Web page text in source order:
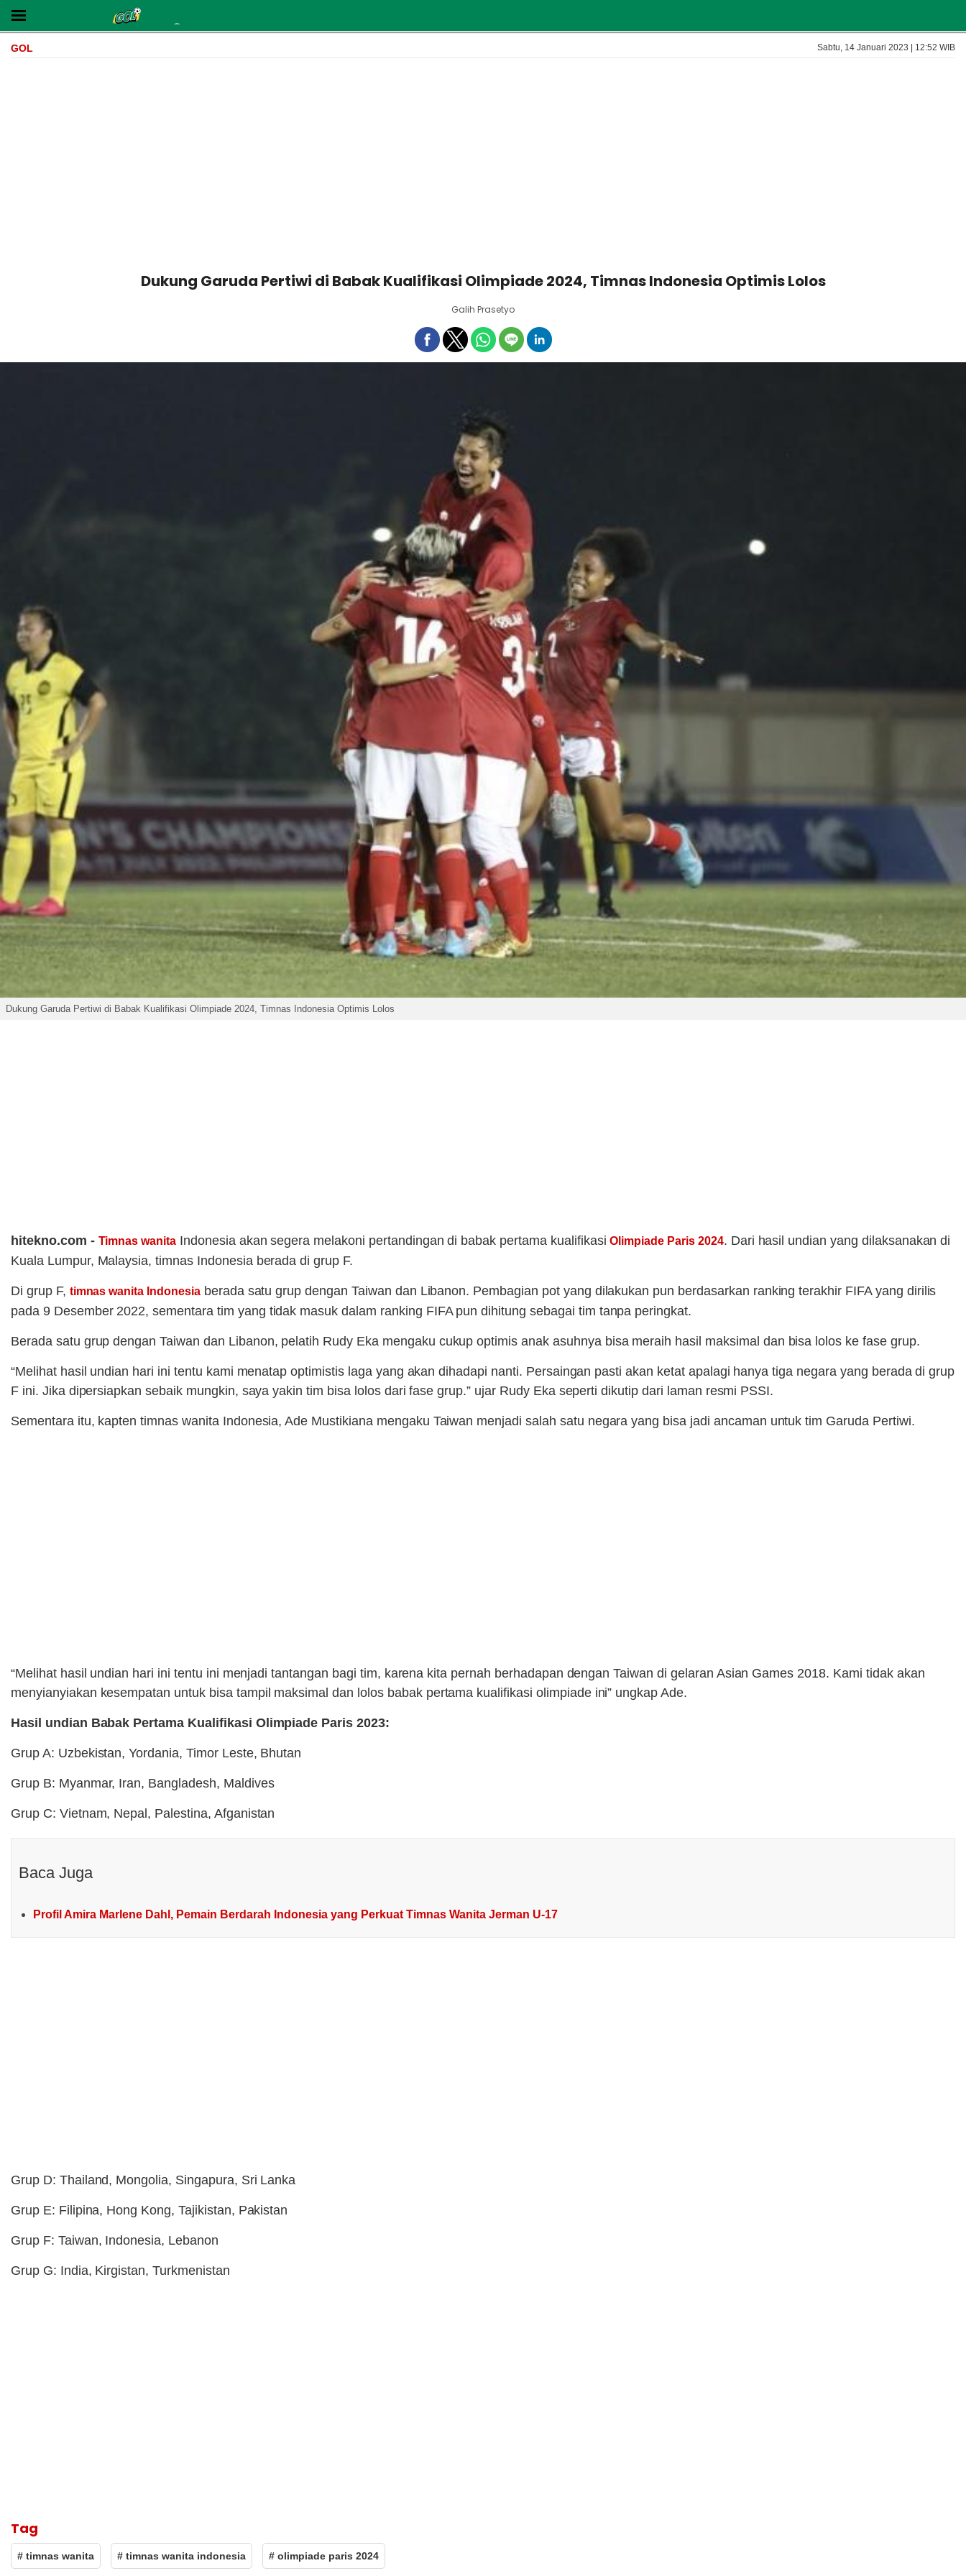
GOL Sabtu, 14 Januari 2023 | 12:52 WIB
Dukung Garuda Pertiwi di Babak Kualifikasi Olimpiade 2024, Timnas Indonesia Optimis Lolos
Galih Prasetyo
Dukung Garuda Pertiwi di Babak Kualifikasi Olimpiade 2024, Timnas Indonesia Optimis Lolos
hitekno.com - Timnas wanita Indonesia akan segera melakoni pertandingan di babak pertama kualifikasiOlimpiade Paris 2024. Dari hasil undian yang dilaksanakan di
Kuala Lumpur, Malaysia, timnas Indonesia berada di grup F.
Di grup F, timnas wanita Indonesiaberada satu grup dengan Taiwan dan Libanon. Pembagian pot yang dilakukan pun berdasarkan ranking terakhir FIFA yang dirilis
pada 9 Desember 2022, sementara tim yang tidak masuk dalam ranking FIFA pun dihitung sebagai tim tanpa peringkat.
Berada satu grup dengan Taiwan dan Libanon, pelatih Rudy Eka mengaku cukup optimis anak asuhnya bisa meraih hasil maksimal dan bisa lolos ke fase grup.
“Melihat hasil undian hari ini tentu kami menatap optimistis laga yang akan dihadapi nanti. Persaingan pasti akan ketat apalagi hanya tiga negara yang berada di grup
F ini. Jika dipersiapkan sebaik mungkin, saya yakin tim bisa lolos dari fase grup.” ujar Rudy Eka seperti dikutip dari laman resmi PSSI.
Sementara itu, kapten timnas wanita Indonesia, Ade Mustikiana mengaku Taiwan menjadi salah satu negara yang bisa jadi ancaman untuk tim Garuda Pertiwi.
“Melihat hasil undian hari ini tentu ini menjadi tantangan bagi tim, karena kita pernah berhadapan dengan Taiwan di gelaran Asian Games 2018. Kami tidak akan
menyianyiakan kesempatan untuk bisa tampil maksimal dan lolos babak pertama kualifikasi olimpiade ini” ungkap Ade.
Hasil undian Babak Pertama Kualifikasi Olimpiade Paris 2023:
Grup A: Uzbekistan, Yordania, Timor Leste, Bhutan
Grup B: Myanmar, Iran, Bangladesh, Maldives
Grup C: Vietnam, Nepal, Palestina, Afganistan
Baca Juga
Profil Amira Marlene Dahl, Pemain Berdarah Indonesia yang Perkuat Timnas Wanita Jerman U-17
Grup D: Thailand, Mongolia, Singapura, Sri Lanka
Grup E: Filipina, Hong Kong, Tajikistan, Pakistan
Grup F: Taiwan, Indonesia, Lebanon
Grup G: India, Kirgistan, Turkmenistan
Tag
# timnas wanita # timnas wanita indonesia # olimpiade paris 2024